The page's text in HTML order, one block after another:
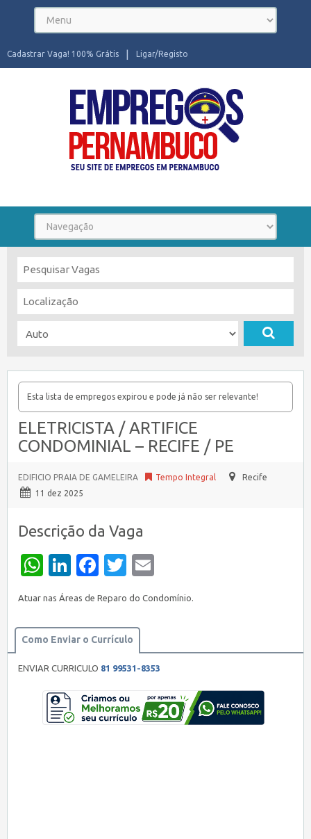
Ligar/Registo
Cadastrar Vaga! 100% Grátis
Esta lista de empregos expirou e pode já não ser relevante!
ELETRICISTA / ARTIFICE
CONDOMINIAL – RECIFE / PE
EDIFICIO PRAIA DE GAMELEIRA Tempo Integral
Recife
11 dez 2025
Descrição da Vaga
WhatsApp
LinkedIn
Facebook
Twitter
Atuar nas Áreas de Reparo do Condomínio.
Como Enviar o Currículo
ENVIAR CURRICULO 81 99531-8353